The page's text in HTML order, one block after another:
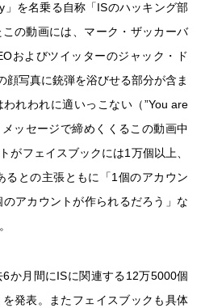
を名乗る自称「ISのハッキング部
の動画には、マーク・ザッカーバ
およびツイッターのジャック・ド
顔写真に銃弾を浴びせる部分が含ま
れわれに適いっこない（”You are
ッセージで締めくくるこの動画中
がフェイスブックには1万個以上、
るとの主張ともに「1個のアカウン
アカウントが作られるだろう」な
か月間にISに関連する12万5000個
発表。またフェイスブックも具体